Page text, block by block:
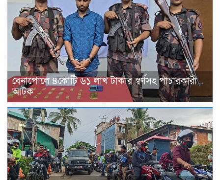
বেনাপোলে ৪কোটি ৬১ লাখ টাকার স্বর্ণসহ পাঁচারকারী
আটক